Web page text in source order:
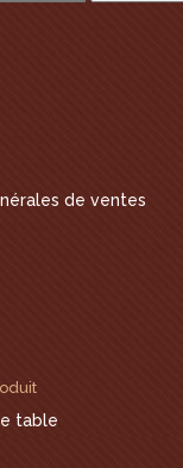
de ventes
table